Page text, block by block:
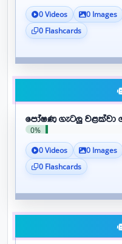
0 Videos 0 Images
0 Flashcards
පෝෂණ ගැටලු වළක්වා
0%
0 Videos 0 Images
0 Flashcards